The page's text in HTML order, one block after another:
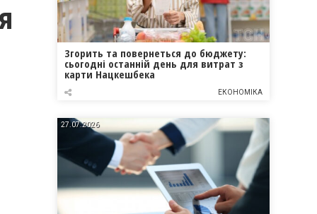
Згорить та повернеться до бюджету:
сьогодні останній день для витрат з
карти Нацкешбека
ЕКОНОМІКА
27.07.2026